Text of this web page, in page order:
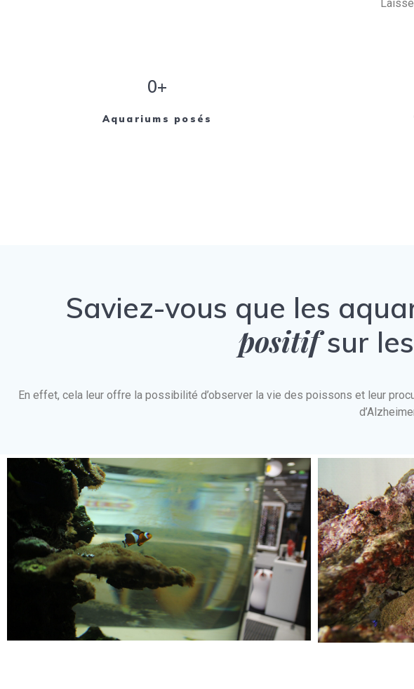
0+
Aquariums posés
Saviez-vous que les
positifsur
En effet, cela leur offre la possibilité d’observer la vie des poissons et leur